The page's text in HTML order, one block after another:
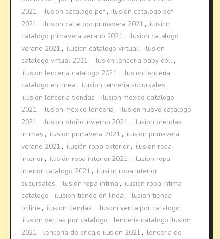
2021 , ilusion catalogo pdf , ilusion catalogo pdf
2021 , ilusion catalogo primavera 2021 , ilusion
catalogo primavera verano 2021 , ilusion catalogo
verano 2021 , ilusion catalogo virtual , ilusion
catalogo virtual 2021 , ilusion lenceria baby doll ,
ilusion lenceria catalogo 2021 , ilusion lenceria
catalogo en linea , ilusion lenceria sucursales ,
ilusion lenceria tiendas , ilusion mexico catalogo
2021 , ilusion mexico lenceria , ilusion nuevo catalogo
2021 , ilusion otoño invierno 2021 , ilusion prendas
intimas , ilusion primavera 2021 , ilusion primavera
verano 2021 , ilusión ropa exterior , ilusion ropa
interior , ilusión ropa interior 2021 , ilusion ropa
interior catalogo 2021 , ilusion ropa interior
sucursales , ilusion ropa intima , ilusion ropa intima
catalogo , ilusion tienda en linea , ilusion tienda
online , ilusion tiendas , ilusion venta por catalogo ,
ilusion ventas por catalogo , lencería catalogo ilusion
2021 , lenceria de encaje ilusion 2021 , lenceria de